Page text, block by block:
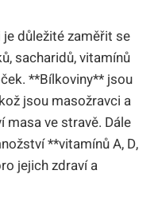
důležité zaměřit se
sacharidů, vitamínů
**Bílkoviny** jsou
jsou masožravci a
ve stravě. Dále
**vitamínů A, D,
jejich zdraví a